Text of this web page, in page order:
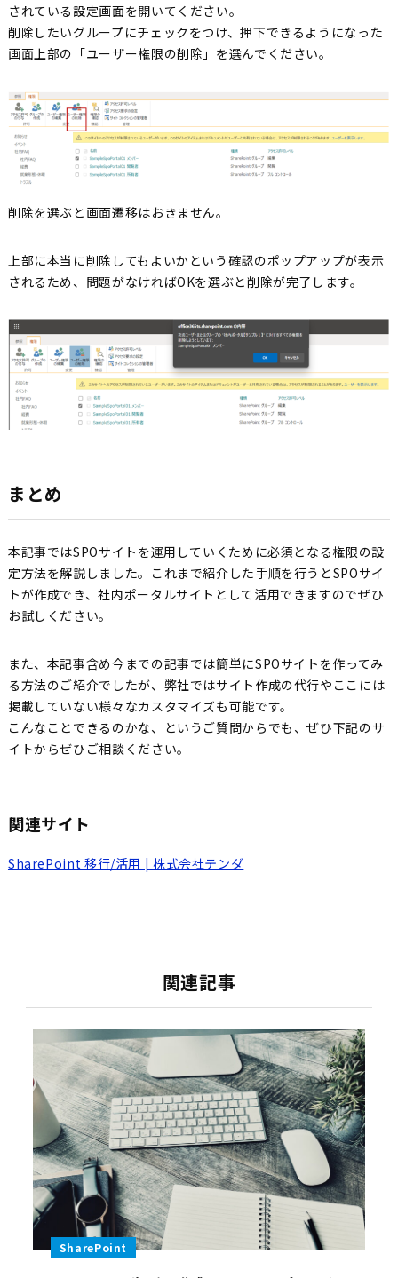
されている設定画面を開いてください。
削除したいグループにチェックをつけ、押下できるようになった
画面上部の「ユーザー権限の削除」を選んでください。
削除を選ぶと画面遷移はおきません。
上部に本当に削除してもよいかという確認のポップアップが表示
されるため、問題がなければOKを選ぶと削除が完了します。
まとめ
本記事ではSPOサイトを運用していくために必須となる権限の設
定方法を解説しました。これまで紹介した手順を行うとSPOサイ
トが作成でき、社内ポータルサイトとして活用できますのでぜひ
お試しください。
また、本記事含め今までの記事では簡単にSPOサイトを作ってみ
る方法のご紹介でしたが、弊社ではサイト作成の代行やここには
掲載していない様々なカスタマイズも可能です。
こんなことできるのかな、というご質問からでも、ぜひ下記のサ
イトからぜひご相談ください。
関連サイト
SharePoint 移行/活用 | 株式会社テンダ
関連記事
SharePoint